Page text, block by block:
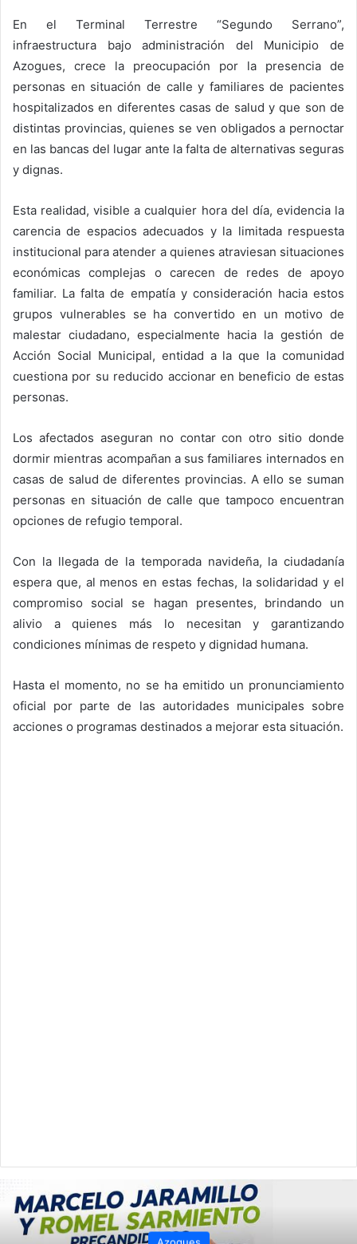
En el Terminal Terrestre “Segundo Serrano”,
infraestructura bajo administración del Municipio de
Azogues, crece la preocupación por la presencia de
personas en situación de calle y familiares de pacientes
hospitalizados en diferentes casas de salud y que son de
distintas provincias, quienes se ven obligados a pernoctar
en las bancas del lugar ante la falta de alternativas seguras
y dignas.
Esta realidad, visible a cualquier hora del día, evidencia la
carencia de espacios adecuados y la limitada respuesta
institucional para atender a quienes atraviesan situaciones
económicas complejas o carecen de redes de apoyo
familiar. La falta de empatía y consideración hacia estos
grupos vulnerables se ha convertido en un motivo de
malestar ciudadano, especialmente hacia la gestión de
Acción Social Municipal, entidad a la que la comunidad
cuestiona por su reducido accionar en beneficio de estas
personas.
Los afectados aseguran no contar con otro sitio donde
dormir mientras acompañan a sus familiares internados en
casas de salud de diferentes provincias. A ello se suman
personas en situación de calle que tampoco encuentran
opciones de refugio temporal.
Con la llegada de la temporada navideña, la ciudadanía
espera que, al menos en estas fechas, la solidaridad y el
compromiso social se hagan presentes, brindando un
alivio a quienes más lo necesitan y garantizando
condiciones mínimas de respeto y dignidad humana.
Hasta el momento, no se ha emitido un pronunciamiento
oficial por parte de las autoridades municipales sobre
acciones o programas destinados a mejorar esta situación.